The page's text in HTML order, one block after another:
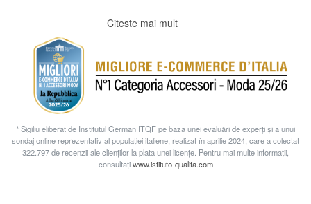
Citeste mai mult
* Sigiliu eliberat de Institutul German ITQF pe baza unei evaluări de experți și a unui
sondaj online reprezentativ al populației italiene, realizat în aprilie 2024, care a colectat
322.797 de recenzii ale clienților la plata unei licențe. Pentru mai multe informații,
consultațiwww.istituto-qualita.com